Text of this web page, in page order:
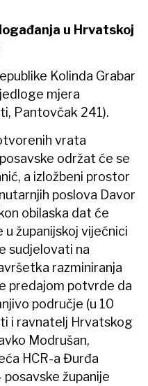
u Hrvatskoj
Kolinda Grabar
mjera
Pantovčak 241).
vrata
održat će se
a izložbeni prostor
poslova Davor
obilaska dat će
u županijskoj vijećnici
sudjelovati na
razminiranja
predajom potvrde da
područje (u 10
i ravnatelj Hrvatskog
Modrušan,
HCR-a Đurđa
županije